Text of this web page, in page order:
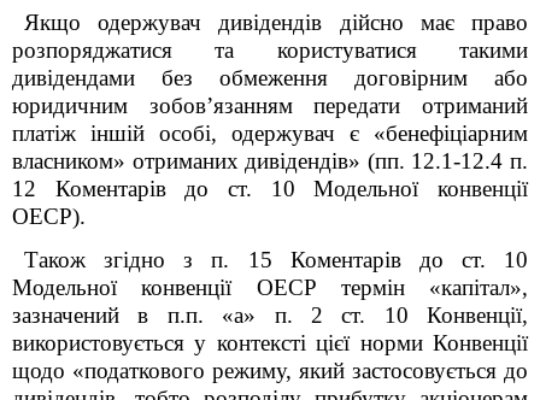
Якщо одержувач дивідендів дійсно має право
розпоряджатися та користуватися такими
дивідендами без обмеження договірним або
юридичним зобовʼязанням передати отриманий
платіж іншій особі, одержувач є «бенефіціарним
власником» отриманих дивідендів» (пп. 12.1-12.4 п.
12 Коментарів до ст. 10 Модельної конвенції
ОЕСР).
Також згідно з п. 15 Коментарів до ст. 10
Модельної конвенції ОЕСР термін «капітал»,
зазначений в п.п. «а» п. 2 ст. 10 Конвенції,
використовується у контексті цієї норми Конвенції
щодо «податкового режиму, який застосовується до